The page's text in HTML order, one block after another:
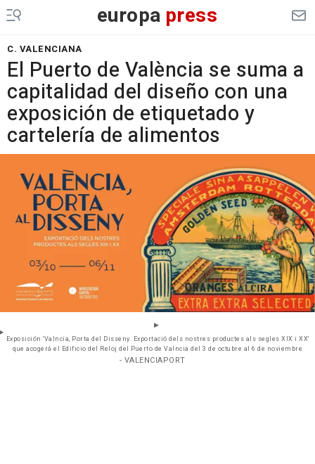
europa press
C. VALENCIANA
El Puerto de València se suma a
capitalidad del diseño con una
exposición de etiquetado y
cartelería de alimentos
Exposición 'Valncia, Porta del Disseny. Exportació dels nostres productes als segles XIX i XX'
que acogerá el Edificio del Reloj del Puerto de Valncia del 3 de octubre al 6 de noviembre
- VALENCIAPORT